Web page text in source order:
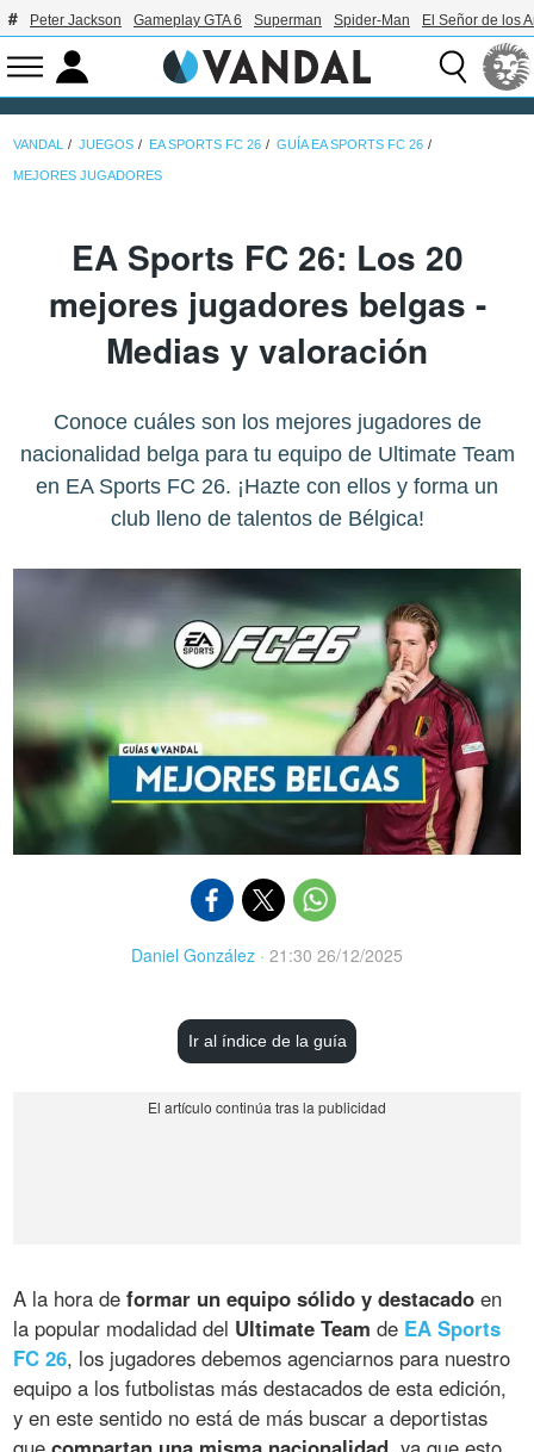
Peter Jackson Gameplay GTA 6 Superman Spider-Man El Señor de los
VANDAL JUEGOS EA SPORTS FC 26 GUÍA EA SPORTS FC 26
MEJORES JUGADORES
EA Sports FC 26: Los 20
mejores jugadores belgas -
Medias y valoración
Conoce cuáles son los mejores jugadores de
nacionalidad belga para tu equipo de Ultimate Team
en EA Sports FC 26. ¡Hazte con ellos y forma un
club lleno de talentos de Bélgica!
Daniel González · 21:30 26/12/2025
Ir al índice de la guía
A la hora deformar un equipo sólido y destacado en
la popular modalidad del Ultimate Team de EA Sports
FC 26, los jugadores debemos agenciarnos para nuestro
equipo a los futbolistas más destacados de esta edición,
y en este sentido no está de más buscar a deportistas